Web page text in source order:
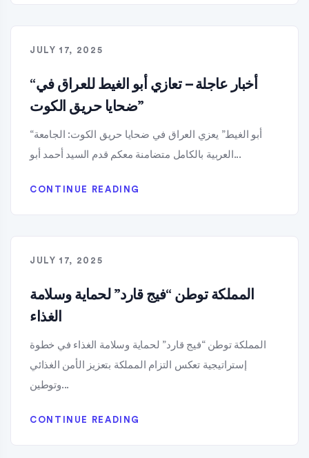
JULY 17, 2025
“أخبار عاجلة – تعازي أبو الغيط للعراق في
ضحايا حريق الكوت”
“أبو الغيط” يعزي العراق في ضحايا حريق الكوت: الجامعة
العربية بالكامل متضامنة معكم قدم السيد أحمد أبو...
CONTINUE READING
JULY 17, 2025
المملكة توطن “فيج قارد” لحماية وسلامة
الغذاء
المملكة توطن “فيج قارد” لحماية وسلامة الغذاء في خطوة
إستراتيجية تعكس التزام المملكة بتعزيز الأمن الغذائي
وتوطين...
CONTINUE READING